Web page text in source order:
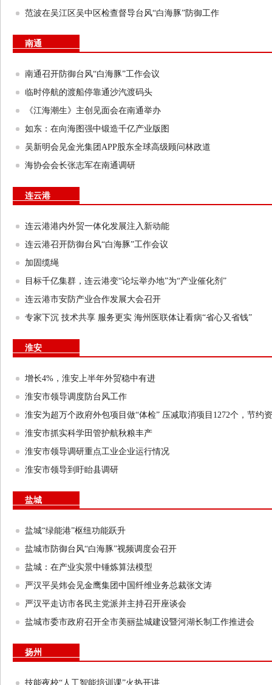
范波在吴江区吴中区检查督导台风“白海豚”防御工作
南通
南通召开防御台风“白海豚”工作会议
临时停航的渡船停靠通沙汽渡码头
《江海潮生》主创见面会在南通举办
如东：在向海图强中锻造千亿产业版图
吴新明会见金光集团APP股东全球高级顾问林政道
海协会会长张志军在南通调研
连云港
连云港港内外贸一体化发展注入新动能
连云港召开防御台风“白海豚”工作会议
加固缆绳
目标千亿集群，连云港变“论坛举办地”为“产业催化剂”
连云港市安防产业合作发展大会召开
专家下沉 技术共享 服务更实 海州医联体让看病“省心又省钱”
淮安
增长4%，淮安上半年外贸稳中有进
淮安市领导调度防台风工作
淮安为超万个政府外包项目做“体检” 压减取消项目1272个，节约
淮安市抓实科学田管护航秋粮丰产
淮安市领导调研重点工业企业运行情况
淮安市领导到盱眙县调研
盐城
盐城“绿能港”枢纽功能跃升
盐城市防御台风“白海豚”视频调度会召开
盐城：在产业实景中锤炼算法模型
严汉平吴炜会见金鹰集团中国纤维业务总裁张文涛
严汉平走访市各民主党派并主持召开座谈会
盐城市委市政府召开全市美丽盐城建设暨河湖长制工作推进会
扬州
技能夜校“人工智能培训课”火热开讲